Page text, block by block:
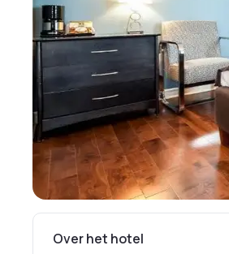
Over het hotel